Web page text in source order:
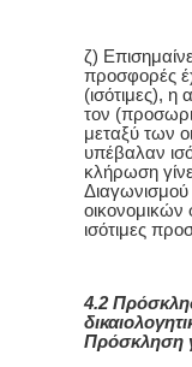
ζ)
προσφορές
(ισότιμες), η
τον
μεταξύ των
υπέβαλαν
κλήρωση
ισότιμες
4.2
Πρόσκληση